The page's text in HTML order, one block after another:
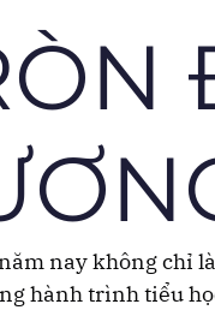
nay không chỉ
hành trình tiểu